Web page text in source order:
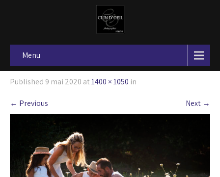
Menu
Published 9 mai 2020 at1400 × 1050 in
← Previous Next →